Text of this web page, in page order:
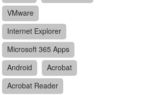
VMware
Internet Explorer
Microsoft 365 Apps
Android
Acrobat
Acrobat Reader